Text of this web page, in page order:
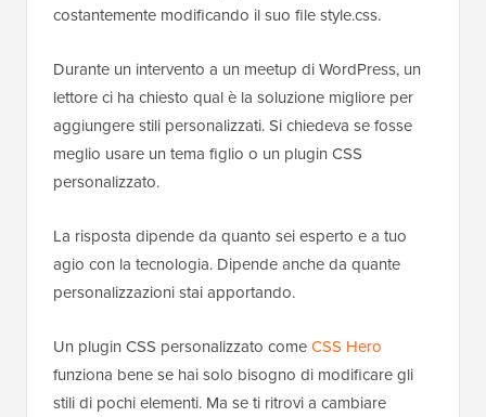
costantemente modificando il suo file style.css.
Durante un intervento a un meetup di WordPress, un
lettore ci ha chiesto qual è la soluzione migliore per
aggiungere stili personalizzati. Si chiedeva se fosse
meglio usare un tema figlio o un plugin CSS
personalizzato.
La risposta dipende da quanto sei esperto e a tuo
agio con la tecnologia. Dipende anche da quante
personalizzazioni stai apportando.
Un plugin CSS personalizzato comeCSS Hero
funziona bene se hai solo bisogno di modificare gli
stili di pochi elementi. Ma se ti ritrovi a cambiare